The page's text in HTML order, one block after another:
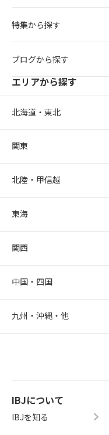
特集から探す
ブログから探す
エリアから探す
北海道・東北
関東
北陸・甲信越
東海
関西
中国・四国
九州・沖縄・他
IBJについて
IBJを知る